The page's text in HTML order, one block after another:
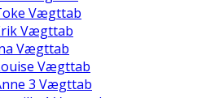
Vægttab
Vægttab
Vægttab
Vægttab
3 Vægttab